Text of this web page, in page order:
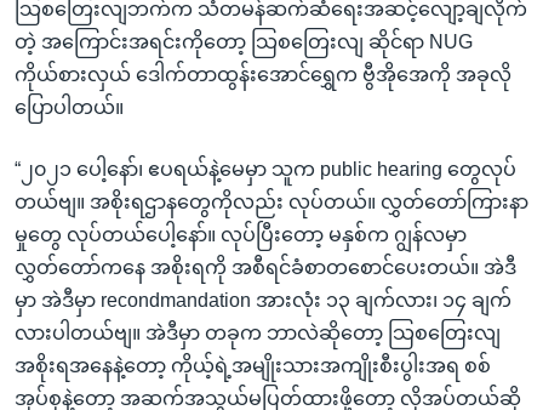
သြစတြေးလျဘက်က သံတမန်ဆက်ဆံရေးအဆင့်လျော့ချလိုက်
တဲ့ အကြောင်းအရင်းကိုတော့ သြစတြေးလျ ဆိုင်ရာ NUG
ကိုယ်စားလှယ် ဒေါက်တာထွန်းအောင်ရွှေက ဗွီအိုအေကို အခုလို
ပြောပါတယ်။
“၂၀၂၁ ပေါ့နော်၊ ဧပရယ်နဲ့မေမှာ သူက public hearing တွေလုပ်
တယ်ဗျ။ အစိုးရဌာနတွေကိုလည်း လုပ်တယ်။ လွှတ်တော်ကြားနာ
မှုတွေ လုပ်တယ်ပေါ့နော်။ လုပ်ပြီးတော့ မနှစ်က ဂျွန်လမှာ
လွှတ်တော်ကနေ အစိုးရကို အစီရင်ခံစာတစောင်ပေးတယ်။ အဲဒီ
မှာ အဲဒီမှာ recondmandation အားလုံး ၁၃ ချက်လား၊ ၁၄ ချက်
လားပါတယ်ဗျ။ အဲဒီမှာ တခုက ဘာလဲဆိုတော့ သြစတြေးလျ
အစိုးရအနေနဲ့တော့ ကိုယ့်ရဲ့အမျိုးသားအကျိုးစီးပွါးအရ စစ်
အုပ်စုနဲ့တော့ အဆက်အသွယ်မပြတ်ထားဖို့တော့ လိုအပ်တယ်ဆို